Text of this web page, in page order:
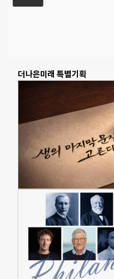
더나은미래 특별기획